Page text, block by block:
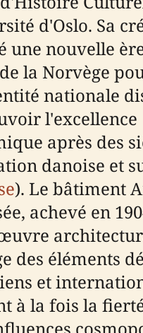
d'Oslo. Sa
une nouvelle
la Norvège
nationale
l'excellence
après des
danoise et
). Le bâtiment
achevé en
des éléments
et
à la fois la